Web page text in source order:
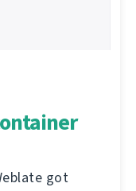
got